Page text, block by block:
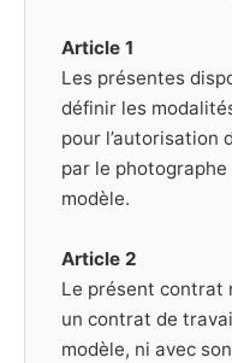
Article 1
Les présentes
définir les
pour l’autorisation
par le
modèle.
Article 2
Le présent contrat
un contrat de
modèle, ni avec